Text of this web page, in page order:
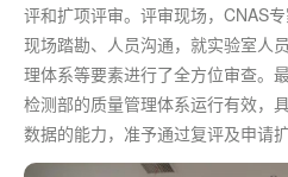
评和扩项评审。评审现场，CNAS
现场踏勘、人员沟通，就实验室人
理体系等要素进行了全方位审查。
检测部的质量管理体系运行有效，
数据的能力，准予通过复评及申请